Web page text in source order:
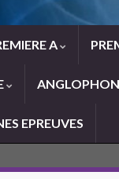
A
EPREUVES